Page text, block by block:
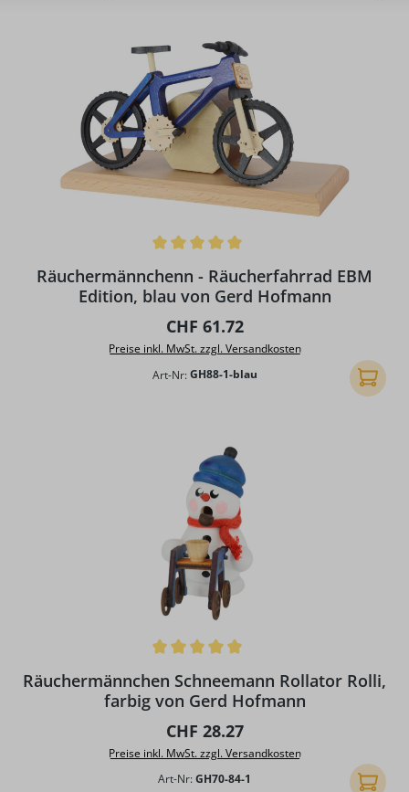
Räuchermännchenn - Räucherfahrrad EBM
Edition, blau von Gerd Hofmann
Regulärer Preis:
CHF 61.72
Preise inkl. MwSt. zzgl. Versandkosten
Art-Nr: GH88-1-blau In den
Räuchermännchen Schneemann Rollator Rolli,
farbig von Gerd Hofmann
Regulärer Preis:
CHF 28.27
Preise inkl. MwSt. zzgl. Versandkosten
Art-Nr:GH70-84-1 In den